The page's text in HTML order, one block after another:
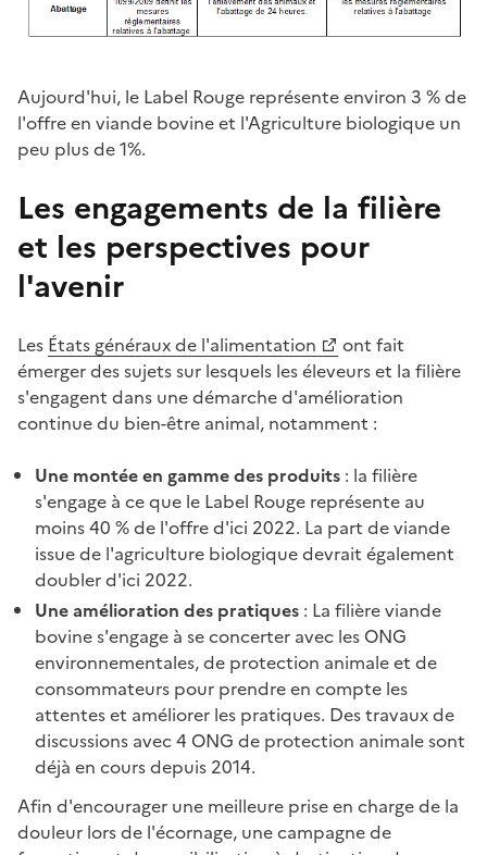
Aujourd'hui, le Label Rouge représente environ 3 % de
l'offre en viande bovine et l'Agriculture biologique un
peu plus de 1%.
Les engagements de la filière
et les perspectives pour
l'avenir
Les États généraux de l'alimentation
ont fait
émerger des sujets sur lesquels les éleveurs et la filière
s'engagent dans une démarche d'amélioration
continue du bien-être animal, notamment :
Une montée en gamme des produits : la filière
s'engage à ce que le Label Rouge représente au
moins 40 % de l'offre d'ici 2022. La part de viande
issue de l'agriculture biologique devrait également
doubler d'ici 2022.
Une amélioration des pratiques : La filière viande
bovine s'engage à se concerter avec les ONG
environnementales, de protection animale et de
consommateurs pour prendre en compte les
attentes et améliorer les pratiques. Des travaux de
discussions avec 4 ONG de protection animale sont
déjà en cours depuis 2014.
Afin d'encourager une meilleure prise en charge de la
douleur lors de l'écornage, une campagne de